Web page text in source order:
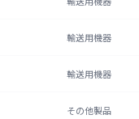
輸送用機器
輸送用機器
その他製品